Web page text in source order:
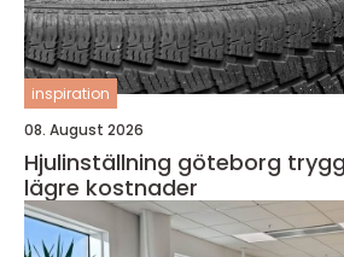
inspiration
08. August 2026
Hjulinställning göteborg tryggare körning och
lägre kostnader